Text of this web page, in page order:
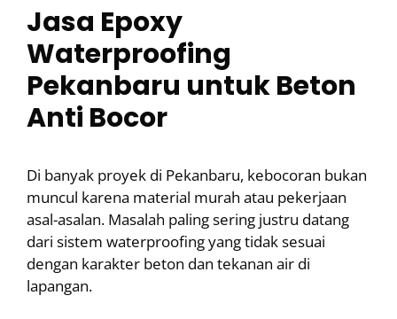
Jasa Epoxy
Waterproofing
Pekanbaru untuk Beton
Anti Bocor
Di banyak proyek di Pekanbaru, kebocoran bukan
muncul karena material murah atau pekerjaan
asal-asalan. Masalah paling sering justru datang
dari sistem waterproofing yang tidak sesuai
dengan karakter beton dan tekanan air di
lapangan.